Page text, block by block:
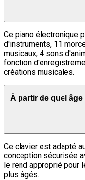
Ce piano électronique
d'instruments, 11
musicaux, 4 sons
fonction
créations musicales.
À partir de quel
Ce clavier est adapté
conception sécurisée
le rend approprié
plus âgés.